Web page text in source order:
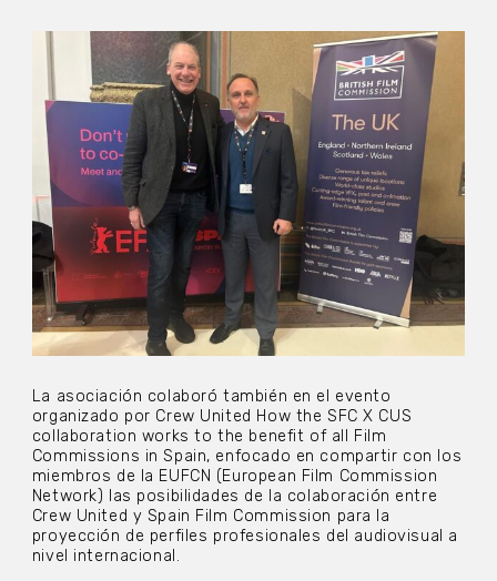
La asociación colaboró también en el evento
organizado por Crew United How the SFC X CUS
collaboration works to the benefit of all Film
Commissions in Spain, enfocado en compartir con los
miembros de la EUFCN (European Film Commission
Network) las posibilidades de la colaboración entre
Crew United y Spain Film Commission para la
proyección de perfiles profesionales del audiovisual a
nivel internacional.